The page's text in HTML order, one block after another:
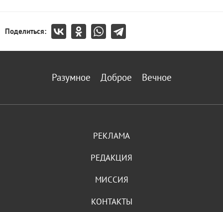
Поделиться:
Разумное Доброе Вечное
РЕКЛАМА
РЕДАКЦИЯ
МИССИЯ
КОНТАКТЫ